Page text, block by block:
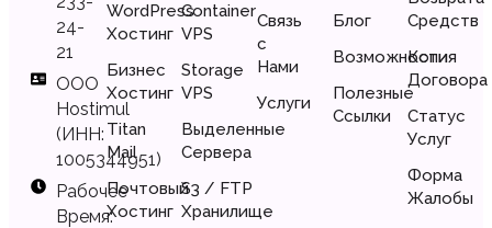
24-
21
ООО
Hostimul
(ИНН:
1005344951)
Рабочее
Время:
WordPress
Хостинг
Бизнес
Хостинг
Titan
Mail
Почтовый
Хостинг
Container
VPS
Storage
VPS
Выделенные
Сервера
S3 / FTP
Хранилище
Связь
с
Нами
Услуги
Блог
Возможности
Полезные
Ссылки
Средств
Копия
Договора
Статус
Услуг
Форма
Жалобы